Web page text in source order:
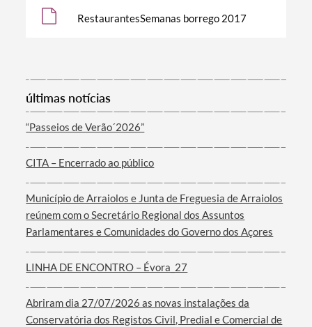
Filtros
RestaurantesSemanas borrego 2017
últimas notícias
“Passeios de Verão´2026”
CITA – Encerrado ao público
Município de Arraiolos e Junta de Freguesia de Arraiolos
reúnem com o Secretário Regional dos Assuntos
Parlamentares e Comunidades do Governo dos Açores
LINHA DE ENCONTRO – Évora_27
Abriram dia 27/07/2026 as novas instalações da
Conservatória dos Registos Civil, Predial e Comercial de